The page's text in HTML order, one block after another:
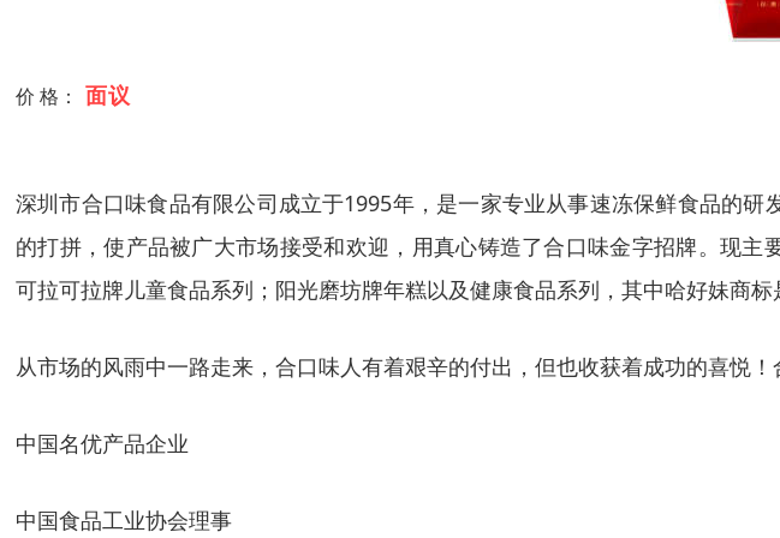
价 格： 面议
深圳市合口味食品有限公司成立于1995年，是一家专业从事速冻保鲜食品的
的打拼，使产品被广大市场接受和欢迎，用真心铸造了合口味金字招牌。现
可拉可拉牌儿童食品系列；阳光磨坊牌年糕以及健康食品系列，其中哈好妹商标
从市场的风雨中一路走来，合口味人有着艰辛的付出，但也收获着成功的喜悦！
中国名优产品企业
中国食品工业协会理事